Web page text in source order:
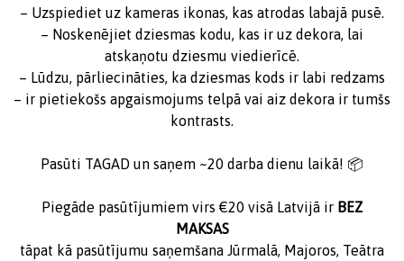
– Uzspiediet uz kameras ikonas, kas atrodas labajā pusē.
– Noskenējiet dziesmas kodu, kas ir uz dekora, lai
atskaņotu dziesmu viedierīcē.
– Lūdzu, pārliecināties, ka dziesmas kods ir labi redzams
– ir pietiekošs apgaismojums telpā vai aiz dekora ir tumšs
kontrasts.
Pasūti TAGAD un saņem ~20 darba dienu laikā! 📦
Piegāde pasūtījumiem virs €20 visā Latvijā ir BEZ
MAKSAS
tāpat kā pasūtījumu saņemšana Jūrmalā, Majoros, Teātra